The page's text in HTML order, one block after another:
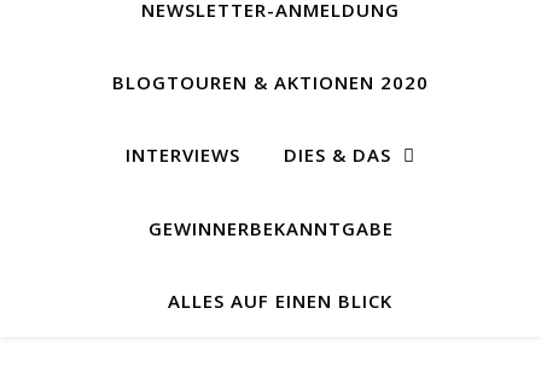
NEWSLETTER-ANMELDUNG
BLOGTOUREN & AKTIONEN 2020
INTERVIEWS DIES & DAS
GEWINNERBEKANNTGABE
ALLES AUF EINEN BLICK